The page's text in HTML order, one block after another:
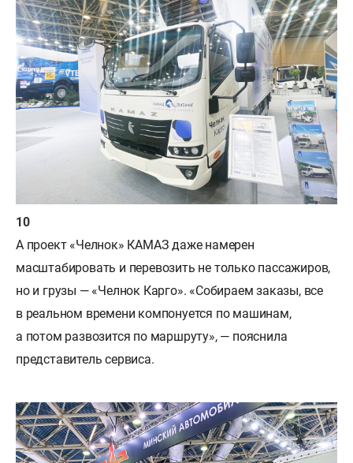
А проект «Челнок» КАМАЗ даже намерен
масштабировать и перевозить не только пассажиров,
но и грузы — «Челнок Карго». «Собираем заказы, все
в реальном времени компонуется по машинам,
а потом развозится по маршруту», — пояснила
представитель сервиса.